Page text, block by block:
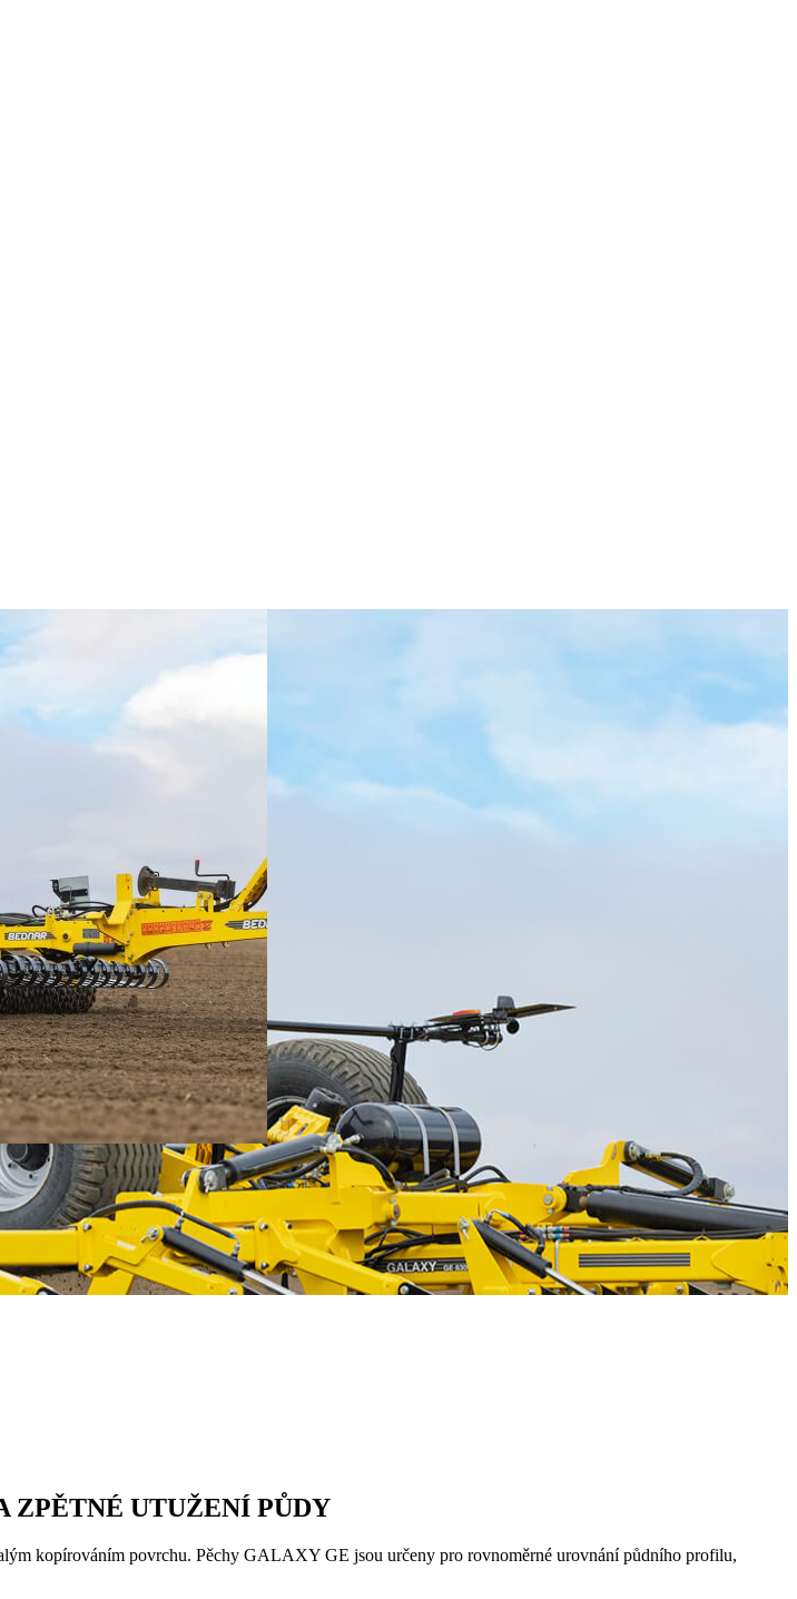
ZPĚTNÉ UTUŽENÍ PŮDY
kopírováním povrchu. Pěchy GALAXY GE jsou určeny pro rovnoměrné urovnání půdního profilu,